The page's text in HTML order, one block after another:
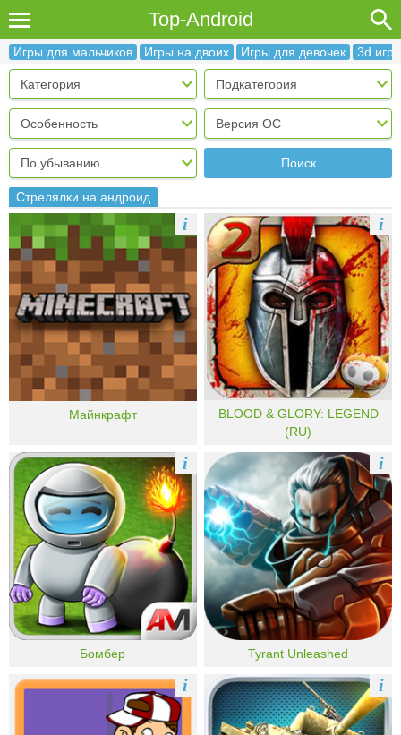
Top-Android
Игры для мальчиков Игры на двоих Игры для девочек 3d
Поиск
Стрелялки на андроид
Майнкрафт
i
BLOOD & GLORY: LEGEND
(RU)
i
Бомбер
i
Tyrant Unleashed
i
i i